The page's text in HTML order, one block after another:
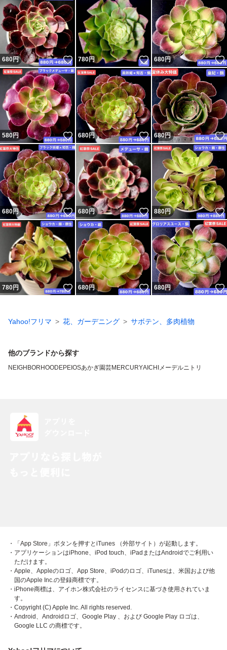
680円 いいね！
780円 いいね！
680円
580円 いいね！
680円 いいね！
680円
680円 いいね！
680円 いいね！
880円
780円 いいね！
680円 いいね！
680円
Yahoo!フリマ 花、ガーデニング サボテン、多肉植物
他のブランドから探す
NEIGHBORHOOD EPEIOSあかぎ園芸MERCURYAICHIメーデルニトリ
・「App Store」ボタンを押すとiTunes （外部サイト）が起動します。
・アプリケーションはiPhone、iPod touch、iPadまたはAndroidでご利用い
ただけます。
・Apple、Appleのロゴ、App Store、iPodのロゴ、iTunesは、米国および他
国のApple Inc.の登録商標です。
・iPhone商標は、アイホン株式会社のライセンスに基づき使用されていま
す。
・Copyright (C) Apple Inc. All rights reserved.
・Android、Androidロゴ、Google Play 、および Google Play ロゴは、
Google LLC の商標です。